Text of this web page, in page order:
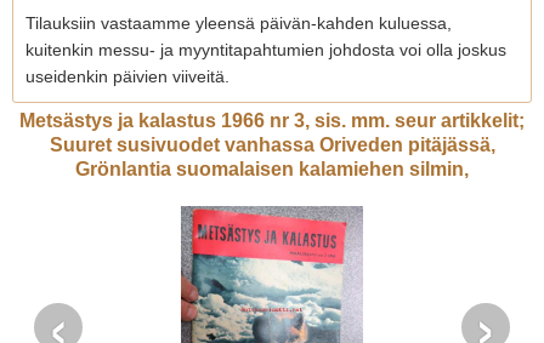
Tilauksiin vastaamme yleensä päivän-kahden kuluessa,
kuitenkin messu- ja myyntitapahtumien johdosta voi olla joskus
useidenkin päivien viiveitä.
Metsästys ja kalastus 1966 nr 3, sis. mm. seur artikkelit;
Suuret susivuodet vanhassa Oriveden pitäjässä,
Grönlantia suomalaisen kalamiehen silmin,
‹ ›